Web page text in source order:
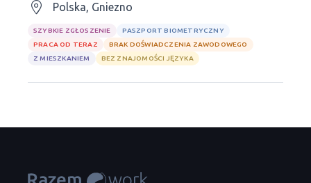
Polska, Gniezno
SZYBKIE ZGŁOSZENIE
PASZPORT BIOMETRYCZNY
PRACA OD TERAZ
BRAK DOŚWIADCZENIA ZAWODOWEGO
Z MIESZKANIEM
BEZ ZNAJOMOŚCI JĘZYKA